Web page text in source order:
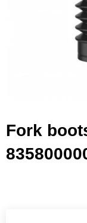
Fork